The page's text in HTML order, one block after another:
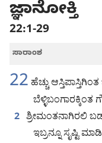
ಜ್ಞಾನೋಕ್ತಿ
22:1-29
ಸಾರಾಂಶ
22 ಹೆಚ್ಚು
2 ಶ್ರೀಮಂತನಾಗಿರಲಿ
ಇಬ್ರನ್ನೂ ಸೃಷ್ಟಿ